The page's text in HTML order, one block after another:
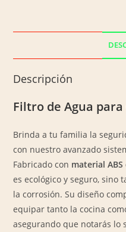
Descripción
Filtro de Agua
Brinda a tu familia la
con nuestro avanzado
Fabricado con material
es ecológico y seguro, sino
la corrosión. Su diseño
equipar tanto la cocina
asegurando que notarás lo